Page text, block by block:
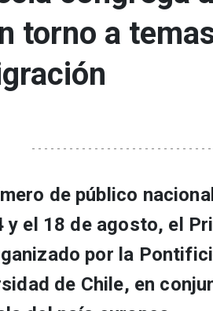
torno a
de público
y el 18 de agosto, el
por la
de Chile, en